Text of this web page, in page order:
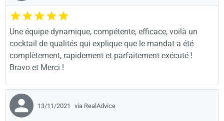
Une équipe dynamique, compétente, efficace, voilà un
cocktail de qualités qui explique que le mandat a été
complètement, rapidement et parfaitement exécuté !
Bravo et Merci !
13/11/2021 via RealAdvice